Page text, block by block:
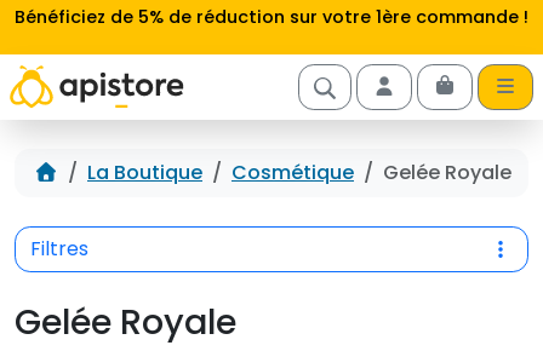
Aller au contenu
Bénéficiez de 5% de réduction sur votre 1ère commande !
Account
Cart
Accueil
La Boutique Cosmétique Gelée Royale
Filtres
Gelée Royale